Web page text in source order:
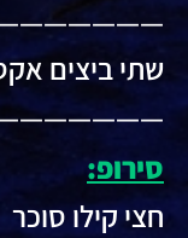
שתי ביצים
סירופ:
חצי קילו סוכר